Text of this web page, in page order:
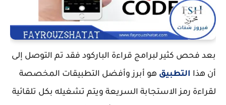
بعد فحص كثير لبرامج قراءة الباركود فقد تم التوصل إلى
أن هذا التطبيق هو أبرز وأفضل التطبيقات المخصصة
لقراءة رمز الاستجابة السريعة ويتم تشغيله بكل تلقائية